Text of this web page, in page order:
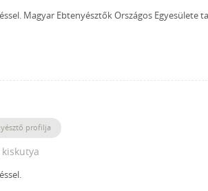
Magyar Ebtenyésztők Országos Egyesülete
profilja